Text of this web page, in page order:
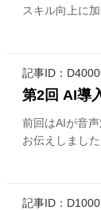
スキル向上に
記事ID：
第2回 AI導
前回はAIが音
お伝えしました
記事ID：